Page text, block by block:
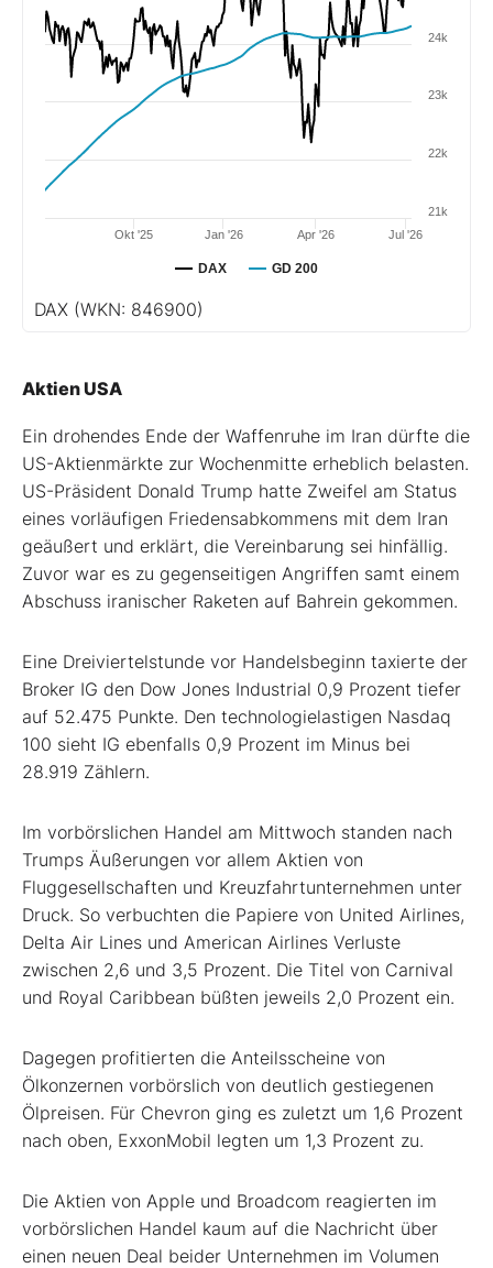
DAX GD 200
Jan '26 Jul '26
Okt '25 Apr '26
21k
22k
23k
24k
DAX (WKN: 846900)
Aktien USA
Ein drohendes Ende der Waffenruhe im Iran dürfte die
US-Aktienmärkte zur Wochenmitte erheblich belasten.
US-Präsident Donald Trump hatte Zweifel am Status
eines vorläufigen Friedensabkommens mit dem Iran
geäußert und erklärt, die Vereinbarung sei hinfällig.
Zuvor war es zu gegenseitigen Angriffen samt einem
Abschuss iranischer Raketen auf Bahrein gekommen.
Eine Dreiviertelstunde vor Handelsbeginn taxierte der
Broker IG den Dow Jones Industrial 0,9 Prozent tiefer
auf 52.475 Punkte. Den technologielastigen Nasdaq
100 sieht IG ebenfalls 0,9 Prozent im Minus bei
28.919 Zählern.
Im vorbörslichen Handel am Mittwoch standen nach
Trumps Äußerungen vor allem Aktien von
Fluggesellschaften und Kreuzfahrtunternehmen unter
Druck. So verbuchten die Papiere von United Airlines,
Delta Air Lines und American Airlines Verluste
zwischen 2,6 und 3,5 Prozent. Die Titel von Carnival
und Royal Caribbean büßten jeweils 2,0 Prozent ein.
Dagegen profitierten die Anteilsscheine von
Ölkonzernen vorbörslich von deutlich gestiegenen
Ölpreisen. Für Chevron ging es zuletzt um 1,6 Prozent
nach oben, ExxonMobil legten um 1,3 Prozent zu.
Die Aktien von Apple und Broadcom reagierten im
vorbörslichen Handel kaum auf die Nachricht über
einen neuen Deal beider Unternehmen im Volumen